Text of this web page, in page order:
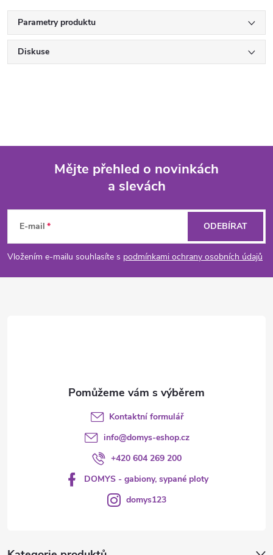
Parametry produktu
Diskuse
p
a
Mějte přehled o novinkách
a slevách
E-mail
Vložením e-mailu souhlasíte s podmínkami ochrany osobních údajů
ODEBÍRAT
Kontaktní formulář
info@domys-eshop.cz
+420 604 269 200
DOMYS - gabiony, sypané ploty
domys123